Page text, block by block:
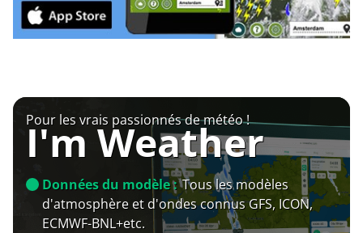
Pour les vrais passionnés de météo !
I'm Weather
Données du modèle : Tous les modèles
d'atmosphère et d'ondes connus GFS, ICON,
ECMWF-BNL+etc.